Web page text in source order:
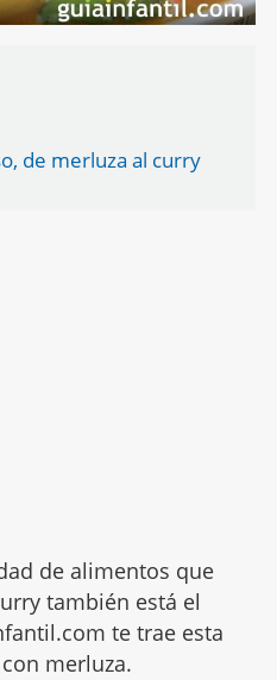
de merluza al curry
de alimentos que
también está el
te trae esta
merluza.